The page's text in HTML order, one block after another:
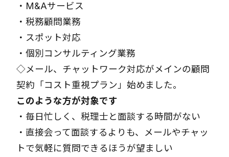
・ M&Aサービス
・ 税務顧問業務
・ スポット対応
・ 個別コンサルティング業務
◇メール、チャットワーク対応がメインの顧問
契約「コスト重視プラン 」始めました。
このような方が対象です
・毎日忙しく、税理士と面談する時間がない
・直接会って面談するよりも、メールやチャッ
トで気軽に質問できるほうが望ましい